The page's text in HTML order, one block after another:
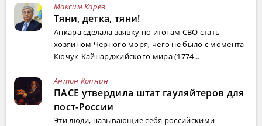
Максим Карев
Тяни, детка, тяни!
Анкара сделала заявку по итогам СВО стать
хозяином Черного моря, чего не было с момента
Кючук-Кайнарджийского мира (1774...
Антон Копнин
ПАСЕ утвердила штат гауляйтеров для
пост-России
Эти люди, называющие себя российскими